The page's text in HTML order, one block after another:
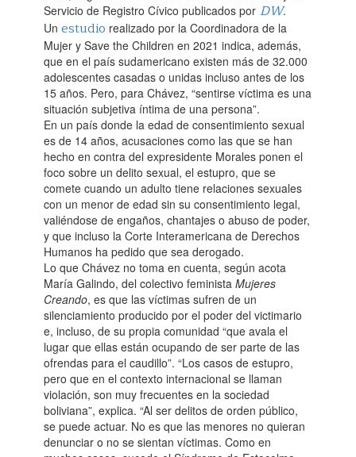
Servicio de Registro Cívico publicados por DW.
Un estudio realizado por la Coordinadora de la
Mujer y Save the Children en 2021 indica, además,
que en el país sudamericano existen más de 32.000
adolescentes casadas o unidas incluso antes de los
15 años. Pero, para Chávez, “sentirse víctima es una
situación subjetiva íntima de una persona”.‌
En un país donde la edad de consentimiento sexual
es de 14 años, acusaciones como las que se han
hecho en contra del expresidente Morales ponen el
foco sobre un delito sexual, el estupro, que se
comete cuando un adulto tiene relaciones sexuales
con un menor de edad sin su consentimiento legal,
valiéndose de engaños, chantajes o abuso de poder,
y que incluso la Corte Interamericana de Derechos
Humanos ha pedido que sea derogado.‌
Lo que Chávez no toma en cuenta, según acota
María Galindo, del colectivo feminista Mujeres
Creando, es que las víctimas sufren de un
silenciamiento producido por el poder del victimario
e, incluso, de su propia comunidad “que avala el
lugar que ellas están ocupando de ser parte de las
ofrendas para el caudillo”. “Los casos de estupro,
pero que en el contexto internacional se llaman
violación, son muy frecuentes en la sociedad
boliviana”, explica. “Al ser delitos de orden público,
se puede actuar. No es que las menores no quieran
denunciar o no se sientan víctimas. Como en